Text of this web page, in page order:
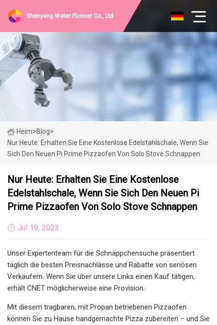
Shenyang Water Flosser Co., Ltd
Heim>Blog>
Nur Heute: Erhalten Sie Eine Kostenlose Edelstahlschale, Wenn Sie
Sich Den Neuen Pi Prime Pizzaofen Von Solo Stove Schnappen
Nur Heute: Erhalten Sie Eine Kostenlose
Edelstahlschale, Wenn Sie Sich Den Neuen Pi
Prime Pizzaofen Von Solo Stove Schnappen
Jul 19, 2023
Unser Expertenteam für die Schnäppchensuche präsentiert
täglich die besten Preisnachlässe und Rabatte von seriösen
Verkäufern. Wenn Sie über unsere Links einen Kauf tätigen,
erhält CNET möglicherweise eine Provision.
Mit diesem tragbaren, mit Propan betriebenen Pizzaofen
können Sie zu Hause handgemachte Pizza zubereiten – und Sie